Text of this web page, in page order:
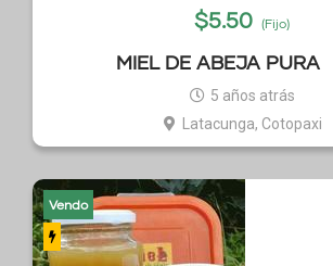
$5.50 (Fijo)
MIEL DE ABEJA PURA
5 años atrás
Latacunga, Cotopaxi
Vendo